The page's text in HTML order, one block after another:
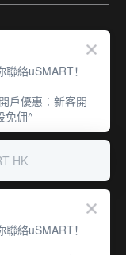
絡uSMART！
戶優惠︰新客開
免佣^
HK
絡uSMART！